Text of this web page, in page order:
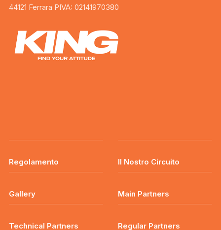
44121 Ferrara PIVA: 02141970380
Regolamento Il Nostro Circuito
Gallery Main Partners
Technical Partners Regular Partners